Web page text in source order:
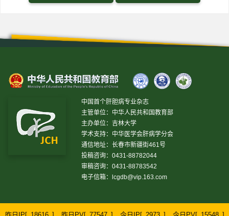
中国首个肝胆病专业杂志
主管单位：中华人民共和国教育部
主办单位：吉林大学
学术支持：中华医学会肝病学分会
通信地址：长春市新疆街461号
投稿咨询：0431-88782044
审稿咨询：0431-88783542
电子信箱：
lcgdb@vip.163.com